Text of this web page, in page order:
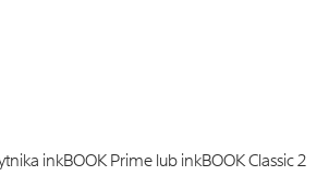
inkBOOK Prime lub inkBOOK Classic 2